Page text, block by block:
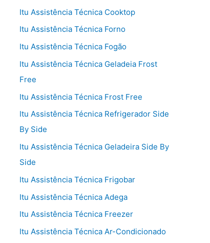
Itu Assistência Técnica Cooktop
Itu Assistência Técnica Forno
Itu Assistência Técnica Fogão
Itu Assistência Técnica Geladeia Frost
Free
Itu Assistência Técnica Frost Free
Itu Assistência Técnica Refrigerador Side
By Side
Itu Assistência Técnica Geladeira Side By
Side
Itu Assistência Técnica Frigobar
Itu Assistência Técnica Adega
Itu Assistência Técnica Freezer
Itu Assistência Técnica Ar-Condicionado